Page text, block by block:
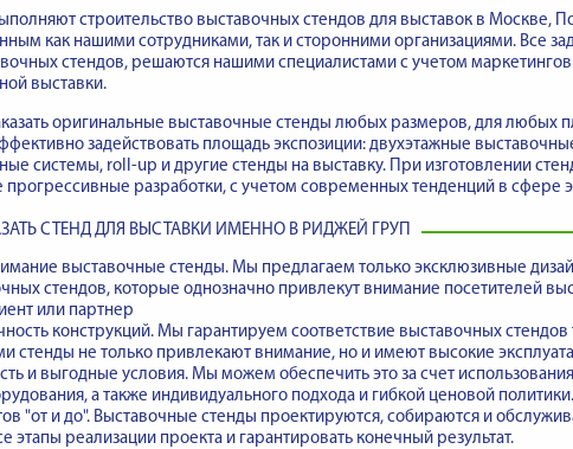
строительство выставочных стендов для выставок в Москве,
как нашими сотрудниками, так и сторонними организациями. Все
стендов, решаются нашими специалистами с учетом
выставки.
оригинальные выставочные стенды любых размеров, для любых
задействовать площадь экспозиции: двухэтажные
системы, roll-up и другие стенды на выставку. При изготовлении
прогрессивные разработки, с учетом современных тенденций в сфере
СТЕНД ДЛЯ ВЫСТАВКИ ИМЕННО В РИДЖЕЙ ГРУП
выставочные стенды. Мы предлагаем только эксклюзивные
стендов, которые однозначно привлекут внимание посетителей
или партнер
конструкций. Мы гарантируем соответствие выставочных
стенды не только привлекают внимание, но и имеют высокие
и выгодные условия. Мы можем обеспечить это за счет
а также индивидуального подхода и гибкой ценовой политики.
"от и до". Выставочные стенды проектируются, собираются и
этапы реализации проекта и гарантировать конечный результат.